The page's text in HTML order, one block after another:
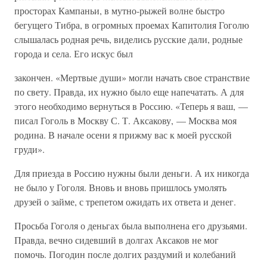
просторах Кампаньи, в мутно-рыжей волне быстро
бегущего Тибра, в огромных проемах Капитолия Гоголю
слышалась родная речь, виделись русские дали, родные
города и села. Его искус был
закончен. «Мертвые души» могли начать свое странствие
по свету. Правда, их нужно было еще напечатать. А для
этого необходимо вернуться в Россию. «Теперь я ваш, —
писал Гоголь в Москву С. Т. Аксакову, — Москва моя
родина. В начале осени я прижму вас к моей русской
груди».
Для приезда в Россию нужны были деньги. А их никогда
не было у Гоголя. Вновь и вновь пришлось умолять
друзей о займе, с трепетом ожидать их ответа и денег.
Просьба Гоголя о деньгах была выполнена его друзьями.
Правда, вечно сидевший в долгах Аксаков не мог
помочь. Погодин после долгих раздумий и колебаний